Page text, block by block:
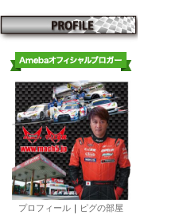
プロフィール ｜ ピグの部屋